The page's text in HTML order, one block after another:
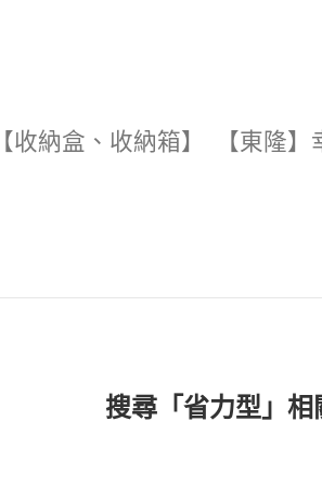
【收納盒、收納箱】 【東隆
搜尋「省力型」相